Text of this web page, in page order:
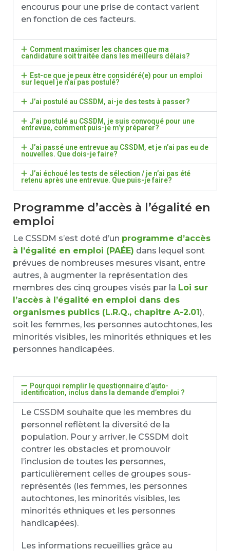
encourus pour une prise de contact varient
en fonction de ces facteurs.
Comment maximiser les chances que ma
candidature soit traitée dans les meilleurs délais?
Est-ce que je peux être considéré(e) pour un emploi
sur lequel je n’ai pas postulé?
J’ai postulé au CSSDM, ai-je des tests à passer?
J’ai postulé au CSSDM, je suis convoqué pour une
entrevue, comment puis-je m’y préparer?
J’ai passé une entrevue au CSSDM, et je n’ai pas eu de
nouvelles. Que dois-je faire?
J’ai échoué les tests de sélection / je n’ai pas été
retenu après une entrevue. Que puis-je faire?
Programme d’accès à l’égalité en
emploi
Le CSSDM s’est doté d’un programme d’accès
à l’égalité en emploi (PAÉE) dans lequel sont
prévues de nombreuses mesures visant, entre
autres, à augmenter la représentation des
membres des cinq groupes visés par la Loi sur
l’accès à l’égalité en emploi dans des
organismes publics (L.R.Q., chapitre A-2.01),
soit les femmes, les personnes autochtones, les
minorités visibles, les minorités ethniques et les
personnes handicapées.
Pourquoi remplir le questionnaire d’auto-
identification, inclus dans la demande d’emploi ?
Le CSSDM souhaite que les membres du
personnel reflètent la diversité de la
population. Pour y arriver, le CSSDM doit
contrer les obstacles et promouvoir
l’inclusion de toutes les personnes,
particulièrement celles de groupes sous-
représentés (les femmes, les personnes
autochtones, les minorités visibles, les
minorités ethniques et les personnes
handicapées).
Les informations recueillies grâce au